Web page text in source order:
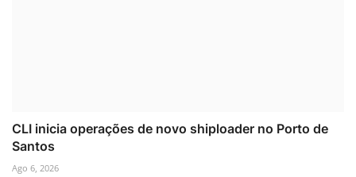
CLI inicia operações de novo shiploader no Porto de
Santos
Ago 6, 2026